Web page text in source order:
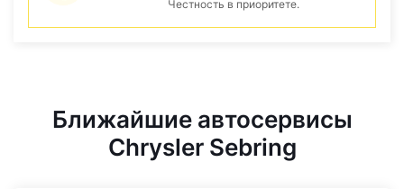
Честность в приоритете.
Ближайшие автосервисы
Chrysler Sebring